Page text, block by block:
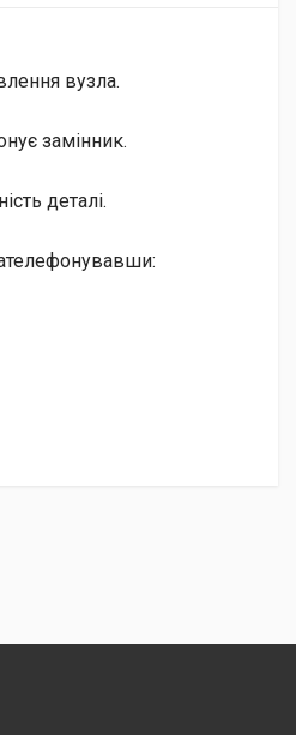
вузла.
замінник.
деталі.